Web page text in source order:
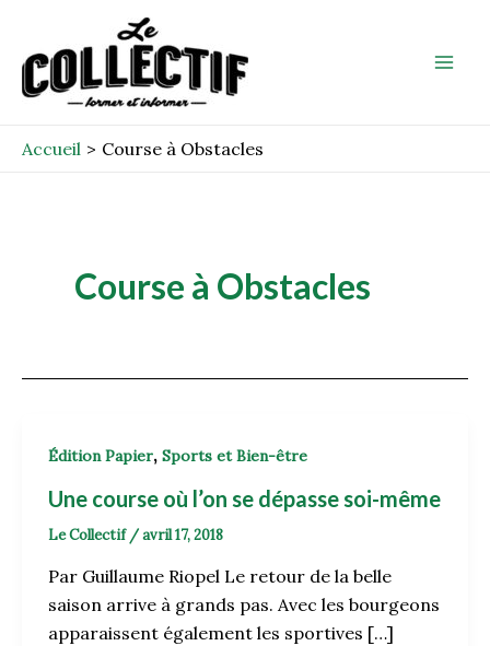
contenu
Accueil Course à Obstacles
Course à Obstacles
Édition Papier, Sports et Bien-être
Une course où l’on se dépasse soi-même
Le Collectif /avril 17, 2018
Par Guillaume Riopel Le retour de la belle
saison arrive à grands pas. Avec les bourgeons
apparaissent également les sportives […]